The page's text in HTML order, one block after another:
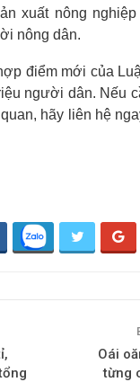
xuất nông
nông dân.
điểm mới của
người dân. Nếu
hãy liên hệ
Oái
từng